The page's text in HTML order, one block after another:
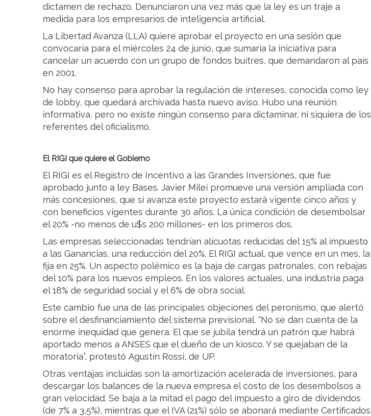
dictamen de rechazo. Denunciaron una vez más que la ley es un traje a
medida para los empresarios de inteligencia artificial.
La Libertad Avanza (LLA) quiere aprobar el proyecto en una sesión que
convocaría para el miércoles 24 de junio, que sumaría la iniciativa para
cancelar un acuerdo con un grupo de fondos buitres, que demandaron al país
en 2001.
No hay consenso para aprobar la regulación de intereses, conocida como ley
de lobby, que quedará archivada hasta nuevo aviso. Hubo una reunión
informativa, pero no existe ningún consenso para dictaminar, ni siquiera de los
referentes del oficialismo.
El RIGI que quiere el Gobierno
El RIGI es el Registro de Incentivo a las Grandes Inversiones, que fue
aprobado junto a ley Bases. Javier Milei promueve una versión ampliada con
más concesiones, que si avanza este proyecto estará vigente cinco años y
con beneficios vigentes durante 30 años. La única condición de desembolsar
el 20% -no menos de u$s 200 millones- en los primeros dos.
Las empresas seleccionadas tendrían alícuotas reducidas del 15% al impuesto
a las Ganancias, una reducción del 20%. El RIGI actual, que vence en un mes, la
fija en 25%. Un aspecto polémico es la baja de cargas patronales, con rebajas
del 10% para los nuevos empleos. En los valores actuales, una industria paga
el 18% de seguridad social y el 6% de obra social.
Este cambio fue una de las principales objeciones del peronismo, que alertó
sobre el desfinanciamiento del sistema previsional. “No se dan cuenta de la
enorme inequidad que genera. El que se jubila tendrá un patrón que habrá
aportado menos a ANSES que el dueño de un kiosco. Y se quejaban de la
moratoria”, protestó Agustín Rossi, de UP.
Otras ventajas incluidas son la amortización acelerada de inversiones, para
descargar los balances de la nueva empresa el costo de los desembolsos a
gran velocidad. Se baja a la mitad el pago del impuesto a giro de dividendos
(de 7% a 3,5%), mientras que el IVA (21%) sólo se abonará mediante Certificados